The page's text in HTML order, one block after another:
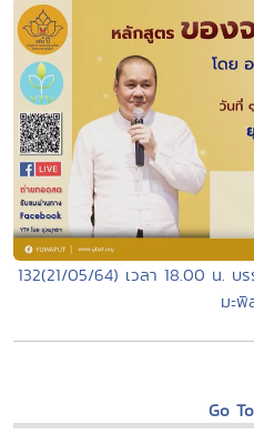
132(21/05/64) เวลา 18.00 น. บ
มะพิ
Go